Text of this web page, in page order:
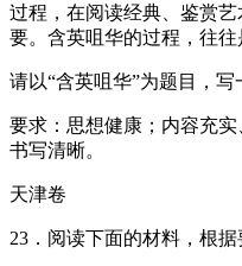
过程，在阅读经典、鉴赏
要。含英咀华的过程，往
请以“含英咀华”为题目，写
要求：思想健康；内容充
书写清晰。
天津卷
23．阅读下面的材料，根据